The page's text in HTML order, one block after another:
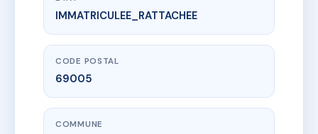
www.vme.plus/AB0855148
SDC LA CERISAIE
16 r de tourvielle
IMMATRICULEE_RATTACHEE
CODE POSTAL
69005
COMMUNE